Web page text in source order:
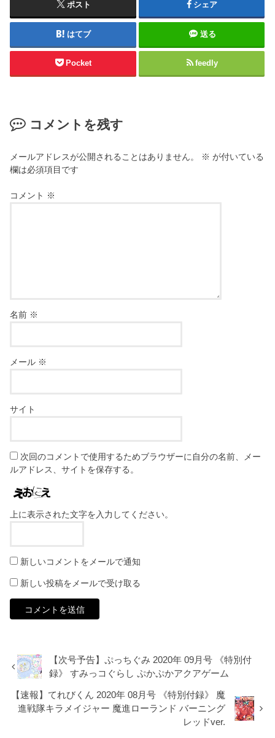
ポスト シェア
はてブ 送る
Pocket feedly
コメントを残す
メールアドレスが公開されることはありません。 ※ が付いている
欄は必須項目です
コメント ※
名前 ※
メール ※
サイト
次回のコメントで使用するためブラウザーに自分の名前、メー
ルアドレス、サイトを保存する。
上に表示された文字を入力してください。
新しいコメントをメールで通知
新しい投稿をメールで受け取る
【次号予告】ぷっちぐみ 2020年 09月号 《特別付
録》 すみっコぐらし ぷかぷかアクアゲーム
【速報】てれびくん 2020年 08月号 《特別付録》 魔
進戦隊キラメイジャー 魔進ローランド バーニング
レッドver.